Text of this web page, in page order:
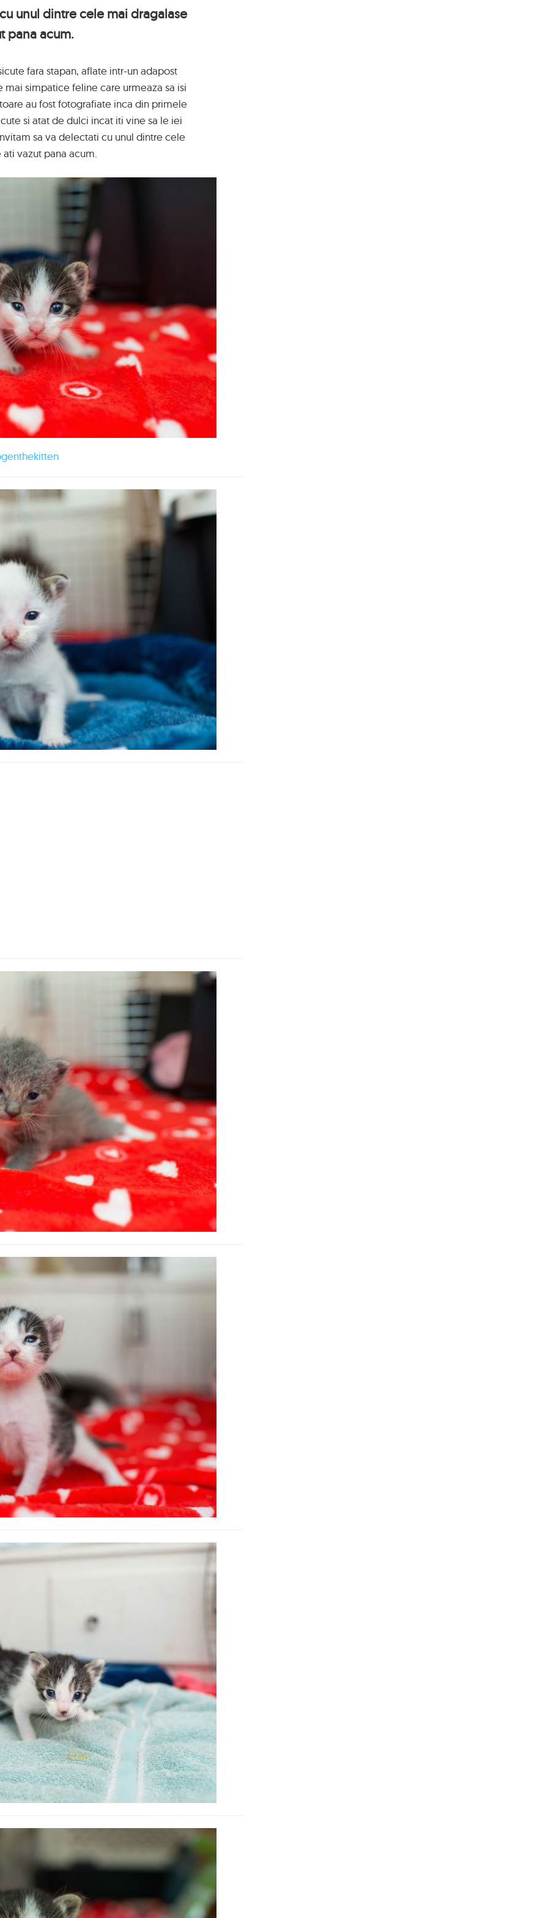
unul dintre cele mai dragalase
pana acum.
fara stapan, aflate intr-un adapost
simpatice feline care urmeaza sa isi
au fost fotografiate inca din primele
si atat de dulci incat iti vine sa le iei
sa va delectati cu unul dintre cele
vazut pana acum.